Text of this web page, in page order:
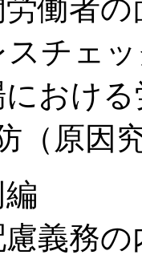
働者
スチェ
おけ
（原因
編
義務の